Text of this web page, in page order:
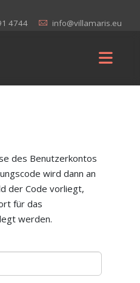
4744 info@villamaris.eu
des Benutzerkontos
wird dann an
der Code vorliegt,
für das
werden.